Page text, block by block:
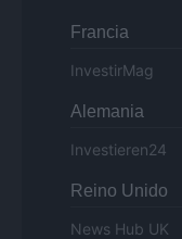
Francia
InvestirMag
Alemania
Investieren24
Reino Unido
News Hub UK